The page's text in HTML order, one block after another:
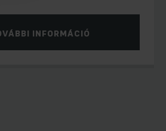
INFORMÁCIÓ